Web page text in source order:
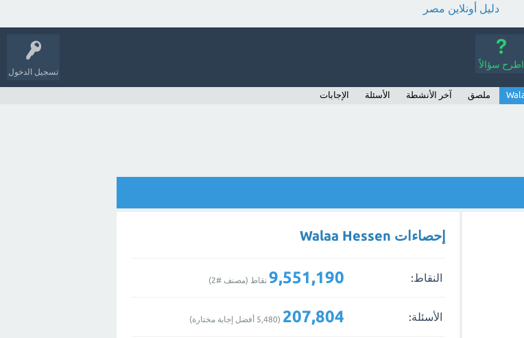
دليل أونلاين مصر
تسجيل الدخول
اطرح سؤالاً
ملصق آخر الأنشطة الأسئلة الإجابات
إحصاءات Walaa Hessen
النقاط: 9,551,190 نقاط (مصنف #2
)
الأسئلة: 207,804
(
5,480 أفضل إجابة مختارة)